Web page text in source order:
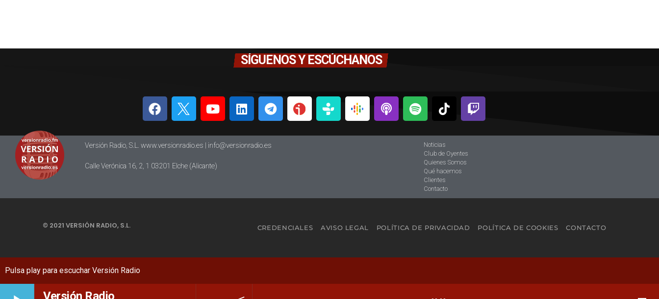
Versión Radio
SÍGUENOS Y ESCÚCHANOS
Versión Radio, S.L. www.versionradio.es | info@versionradio.es
Calle Verónica 16, 2, 1 03201 Elche (Alicante)
Noticias
Club de Oyentes
Quienes Somos
Qué hacemos
Clientes
Contacto
© 2021 VERSIÓN RADIO, S.L. CREDENCIALES AVISO LEGAL POLÍTICA DE PRIVACIDAD POLÍTICA DE COOKIES CONTACTO